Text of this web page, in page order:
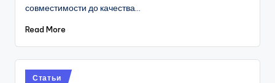
совместимости до качества…
Read More
Posted
Статьи